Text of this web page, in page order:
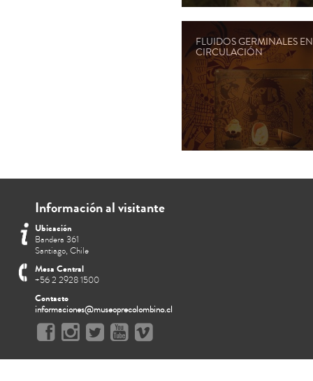
FLUIDOS GERMINALES EN
CIRCULACIÓN
Información al visitante
Ubicación
Bandera 361
Santiago, Chile
Mesa Central
+56 2 2928 1500
Contacto
informaciones@museoprecolombino.cl